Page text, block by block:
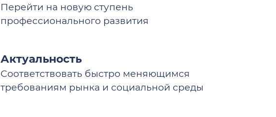
Перейти на новую ступень
профессионального развития
Актуальность
Соответствовать быстро меняющимся
требованиям рынка и социальной среды